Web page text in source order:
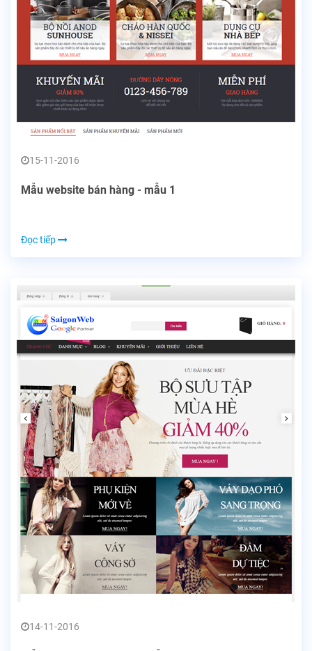
15-11-2016
Mẫu website bán hàng - mẫu 1
Đọc tiếp
14-11-2016